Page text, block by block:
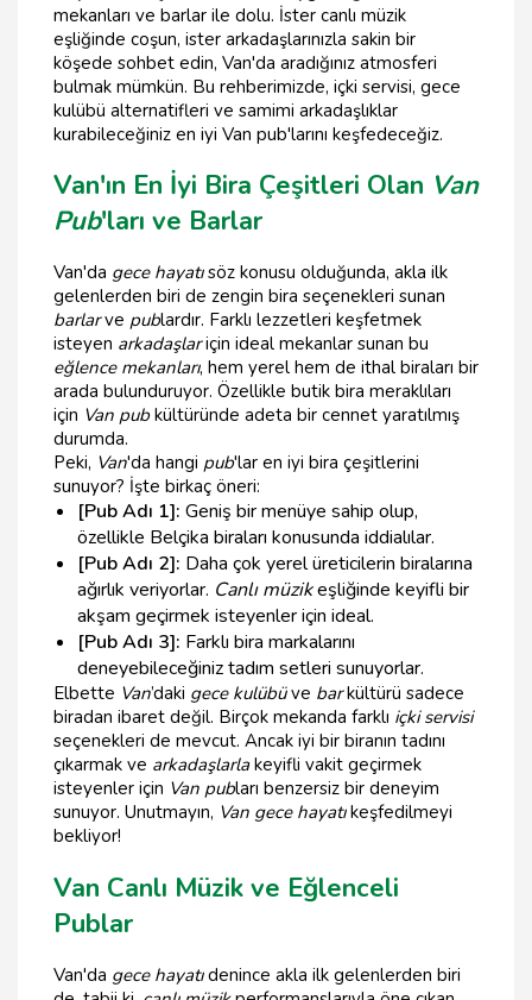
mekanları ve barlar ile dolu. İster canlı müzik
eşliğinde coşun, ister arkadaşlarınızla sakin bir
köşede sohbet edin, Van'da aradığınız atmosferi
bulmak mümkün. Bu rehberimizde, içki servisi, gece
kulübü alternatifleri ve samimi arkadaşlıklar
kurabileceğiniz en iyi Van pub'larını keşfedeceğiz.
Van'ın En İyi Bira Çeşitleri Olan Van
Pub'ları ve Barlar
Van'da gece hayatısöz konusu olduğunda, akla ilk
gelenlerden biri de zengin bira seçenekleri sunan
barlarve publardır. Farklı lezzetleri keşfetmek
isteyen arkadaşlariçin ideal mekanlar sunan bu
eğlence mekanları, hem yerel hem de ithal biraları bir
arada bulunduruyor. Özellikle butik bira meraklıları
için Van pubkültüründe adeta bir cennet yaratılmış
durumda.
Peki, Van'da hangi pub'lar en iyi bira çeşitlerini
sunuyor? İşte birkaç öneri:
[Pub Adı 1]: Geniş bir menüye sahip olup,
özellikle Belçika biraları konusunda iddialılar.
[Pub Adı 2]: Daha çok yerel üreticilerin biralarına
ağırlık veriyorlar. Canlı müzikeşliğinde keyifli bir
akşam geçirmek isteyenler için ideal.
[Pub Adı 3]: Farklı bira markalarını
deneyebileceğiniz tadım setleri sunuyorlar.
Elbette Van’daki gece kulübüve barkültürü sadece
biradan ibaret değil. Birçok mekanda farklı içki servisi
seçenekleri de mevcut. Ancak iyi bir biranın tadını
çıkarmak ve arkadaşlarlakeyifli vakit geçirmek
isteyenler için Van pubları benzersiz bir deneyim
sunuyor. Unutmayın, Van gece hayatıkeşfedilmeyi
bekliyor!
Van Canlı Müzik ve Eğlenceli
Publar
Van'da gece hayatıdenince akla ilk gelenlerden biri